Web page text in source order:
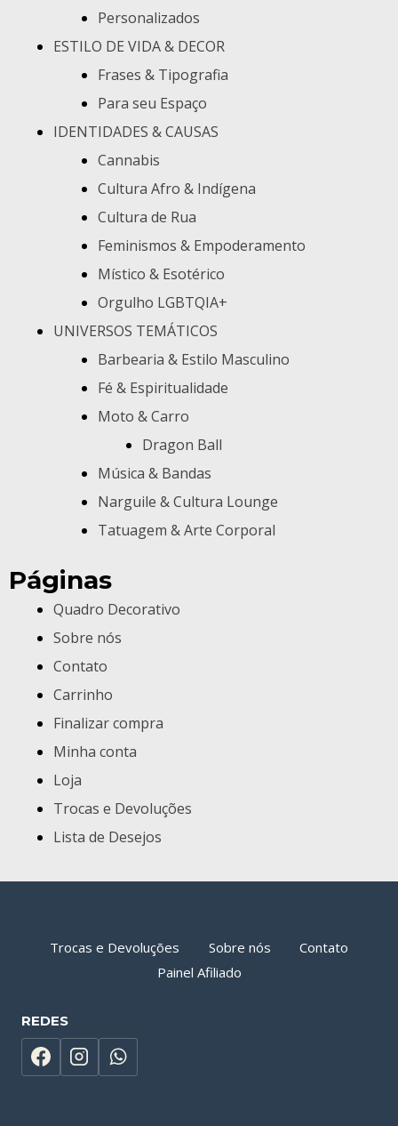
Personalizados
ESTILO DE VIDA & DECOR
Frases & Tipografia
Para seu Espaço
IDENTIDADES & CAUSAS
Cannabis
Cultura Afro & Indígena
Cultura de Rua
Feminismos & Empoderamento
Místico & Esotérico
Orgulho LGBTQIA+
UNIVERSOS TEMÁTICOS
Barbearia & Estilo Masculino
Fé & Espiritualidade
Moto & Carro
Dragon Ball
Música & Bandas
Narguile & Cultura Lounge
Tatuagem & Arte Corporal
Páginas
Quadro Decorativo
Sobre nós
Contato
Carrinho
Finalizar compra
Minha conta
Loja
Trocas e Devoluções
Lista de Desejos
Trocas e Devoluções Sobre nós
Contato
Painel Afiliado
REDES